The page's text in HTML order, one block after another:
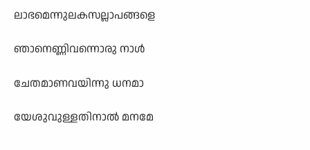
ലാഭമെന്നുലകസല്ലാപങ്ങളെ
ഞാനെണ്ണിവന്നൊരു നാൾ
ചേതമാണവയിന്നു ധനമാ
യേശുവുള്ളതിനാൽ മനമേ